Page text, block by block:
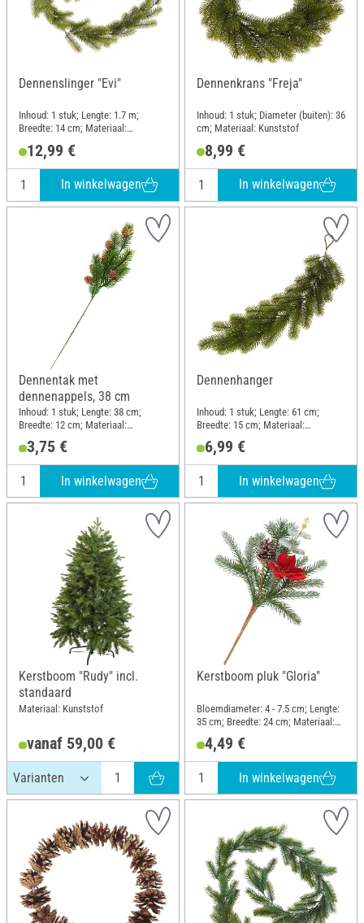
Dennenslinger "Evi"
Inhoud: 1 stuk; Lengte: 1.7 m;
Breedte: 14 cm; Materiaal:
12,99 €
In winkelwagen
Dennenkrans "Freja"
Inhoud: 1 stuk; Diameter (buiten): 36
cm; Materiaal: Kunststof
8,99 €
In winkelwagen
Dennentak met
dennenappels, 38 cm
Inhoud: 1 stuk; Lengte: 38 cm;
Breedte: 12 cm; Materiaal:
Kunststof, Draad
3,75 €
In winkelwagen
Dennenhanger
Inhoud: 1 stuk; Lengte: 61 cm;
Breedte: 15 cm; Materiaal:
Kunststof
6,99 €
In winkelwagen
Kerstboom "Rudy" incl.
standaard
Materiaal: Kunststof
vanaf 59,00 €
Kerstboom pluk "Gloria"
Bloemdiameter: 4 - 7.5 cm; Lengte:
35 cm; Breedte: 24 cm; Materiaal:
Kunststof, Draad
4,49 €
In winkelwagen